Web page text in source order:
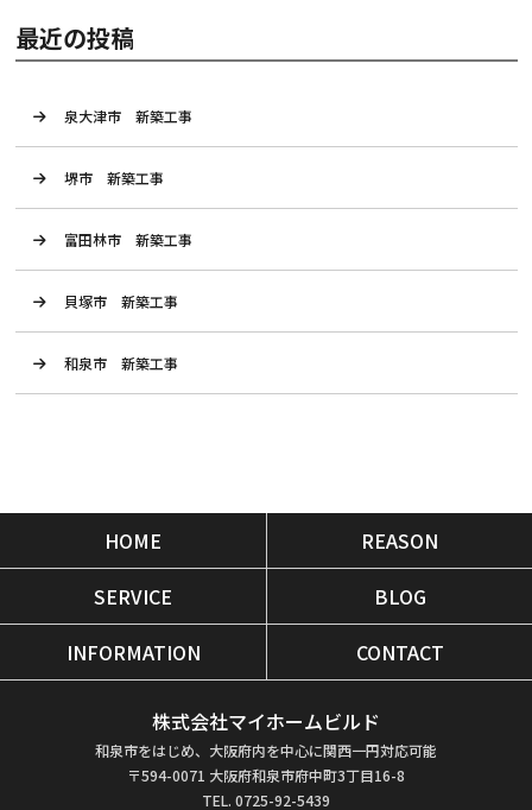
最近の投稿
泉大津市 新築工事
堺市 新築工事
富田林市 新築工事
貝塚市 新築工事
和泉市 新築工事
HOME
REASON
SERVICE
BLOG
INFORMATION
CONTACT
株式会社マイホームビルド
和泉市をはじめ、大阪府内を中心に関西一円対応可能
〒594-0071 大阪府和泉市府中町3丁目16-8
TEL. 0725-92-5439